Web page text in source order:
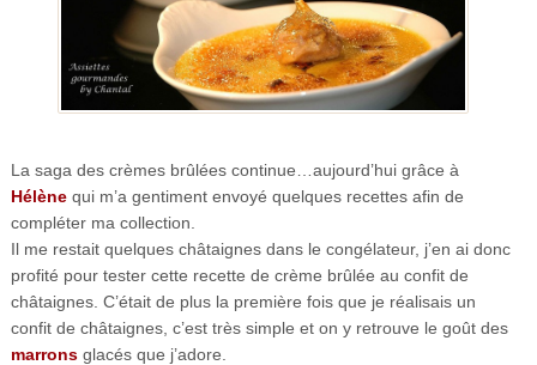
La saga des crèmes brûlées continue…aujourd’hui grâce à
Hélènequi m’a gentiment envoyé quelques recettes afin de
compléter ma collection.
Il me restait quelques châtaignes dans le congélateur, j’en ai donc
profité pour tester cette recette de crème brûlée au confit de
châtaignes. C’était de plus la première fois que je réalisais un
confit de châtaignes, c’est très simple et on y retrouve le goût des
marronsglacés que j’adore.